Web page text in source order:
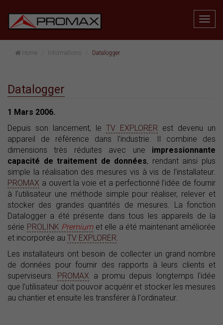
Home Informations Datalogger
Datalogger
1 Mars 2006.
Depuis son lancement, le TV EXPLORER est devenu un
appareil de référence dans l'industrie. Il combine des
dimensions très réduites avec une impressionnante
capacité de traitement de données, rendant ainsi plus
simple la réalisation des mesures vis à vis de l'installateur.
PROMAX a ouvert la voie et a perfectionné l'idée de fournir
à l'utilisateur une méthode simple pour réaliser, relever et
stocker des grandes quantités de mesures. La fonction
Datalogger a été présente dans tous les appareils de la
série PROLINK Premiumet elle a été maintenant améliorée
et incorporée au TV EXPLORER.
Les installateurs ont besoin de collecter un grand nombre
de données pour fournir des rapports à leurs clients et
superviseurs. PROMAX a promu depuis longtemps l'idée
que l'utilisateur doit pouvoir acquérir et stocker les mesures
au chantier et ensuite les transférer à l'ordinateur.